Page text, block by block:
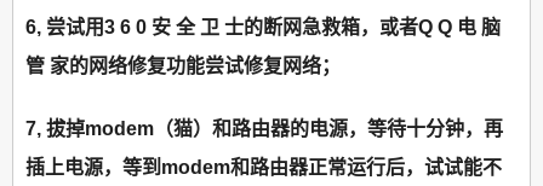
6, 尝试用3 6 0 安 全 卫 士的断网急救箱，或者Q Q 电 脑
管 家的网络修复功能尝试修复网络；
7, 拔掉modem（猫）和路由器的电源，等待十分钟，再
插上电源，等到modem和路由器正常运行后，试试能不